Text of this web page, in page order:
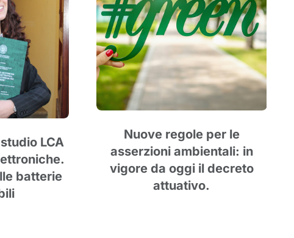
LCA
batterie
Nuove regole per le
asserzioni ambientali: in
vigore da oggi il decreto
attuativo.